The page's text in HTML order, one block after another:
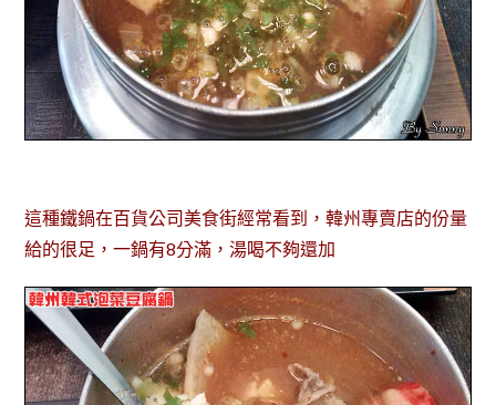
這種鐵鍋在百貨公司美食街經常看到，韓州專賣店的份量
給的很足，一鍋有8分滿，湯喝不夠還加